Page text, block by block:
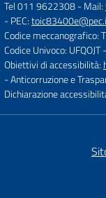
Tel 011 9622308- Mail:
- PEC:
Codice meccanografico:
Codice Univoco: UFQOJT
Obiettivi di accessibilità:
- Anticorruzione e
Dichiarazione